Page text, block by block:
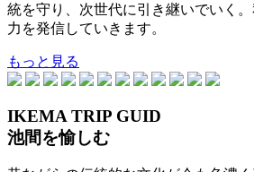
統を守り、次世代に引き継いでいく
力を発信していきます。
もっと見る
IKEMA TRIP GUID
池間を愉しむ